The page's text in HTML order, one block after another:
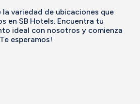
la variedad de ubicaciones que
en SB Hotels. Encuentra tu
ideal con nosotros y comienza
esperamos!